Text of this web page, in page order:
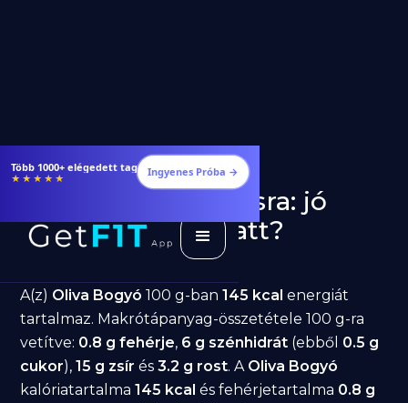
Étrendek, receptek és edzéstervek
★★★★★ Ingyenes Próba →
Oliva Bogyó fogyásra: jó
választás diéta alatt?
A(z) Oliva Bogyó 100 g-ban145 kcal energiát
tartalmaz. Makrótápanyag-összetétele 100 g-ra
vetítve: 0.8 g fehérje, 6 g szénhidrát (ebből 0.5 g
cukor),15 g zsír és3.2 g rost. A Oliva Bogyó
kalóriatartalma145 kcal és fehérjetartalma 0.8 g